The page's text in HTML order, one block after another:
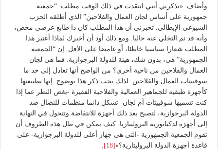
وأضاف: «تذكرني أنني انتقدت في ذلك الوقت مطلب: “جمعية
جمهورية على أساس لجان العمال والفلاحين” الذي أطلقه الحزب
الشيوعي الإيطالي. تخبرني أن هذا المطلب كان ذا طابع عرضي محض،
وأنه قد تم التخلي عنه حاليا. ومع ذلك أود أن أخبرك لماذا أعتبر هذا
المطلب شعارا سياسيا خاطئا، أو غامضا على الأقل. إن “الجمعية
الجمهورية” هي، بدون شك، هيئة للدولة البرجوازية. فما هي لجان
العمال والفلاحين من ناحية أخرى؟ من الواضح أنها تعادل إلى حد ما
سوفييتات العمال والفلاحين. لذلك يجب ذكر هذا بوضوح. إنها بطبيعتها
كأجهزة طبقية للجماهير العمالية والفلاحية الفقيرة -بغض النظر عما إذا
كنت تسميها سوفييتات أم لجان- تشكل دائما منظمات للنضال ضد
الدولة البرجوازية، لتصبح بعد ذلك أجهزة للانتفاضة وتتحول في النهاية
إلى أجهزة لدكتاتورية البروليتاريا. كيف يمكن في ظل هذه الظروف أن
تقوم الجمعية الجمهورية -التي هي جهاز أعلى للدولة البرجوازية- على
قاعدة أجهزة الدولة البروليتارية؟»[18]